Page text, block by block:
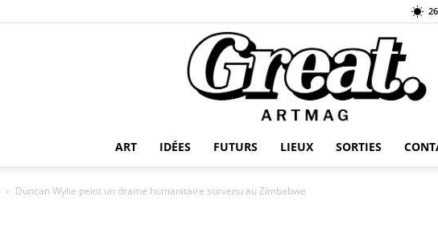
ART IDÉES FUTURS LIEUX SORTIES
Duncan Wylie peint un drame humanitaire survenu au Zimbabwe